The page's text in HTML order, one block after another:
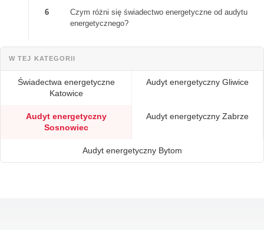
6
Czym różni się świadectwo energetyczne od audytu
energetycznego?
W TEJ KATEGORII
Świadectwa energetyczne
Katowice
Audyt energetyczny Gliwice
Audyt energetyczny
Sosnowiec
Audyt energetyczny Zabrze
Audyt energetyczny Bytom